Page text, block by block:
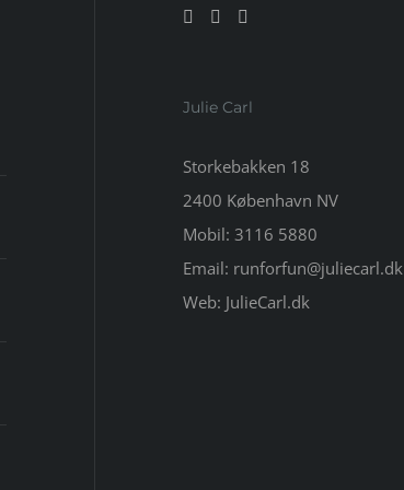
Julie Carl
Storkebakken 18
2400 København NV
Mobil: 3116 5880
Email: runforfun@juliecarl.dk
Web: JulieCarl.dk